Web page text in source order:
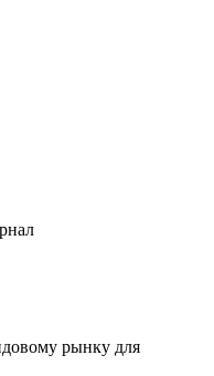
«Рынок капитала